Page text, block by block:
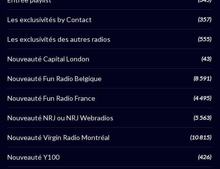
Les exclusivités by Contact (357)
Les exclusivités des autres radios (555)
Nouveauté Capital London (43)
Nouveauté Fun Radio Belgique (8 591)
Nouveauté Fun Radio France (4 495)
Nouveauté NRJ ou NRJ Webradios (5 563)
Nouveauté Virgin Radio Montréal (10 815)
Nouveauté Y100 (426)